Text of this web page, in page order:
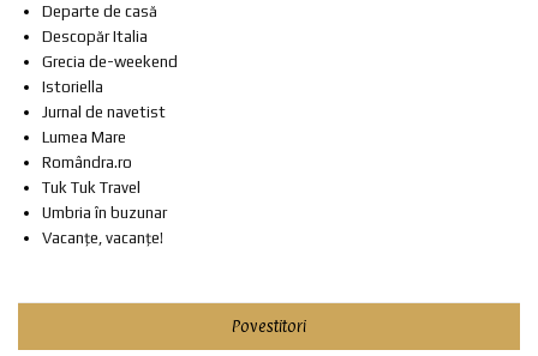
Departe de casă
Descopăr Italia
Grecia de-weekend
Istoriella
Jurnal de navetist
Lumea Mare
Romândra.ro
Tuk Tuk Travel
Umbria în buzunar
Vacanțe, vacanțe!
Povestitori